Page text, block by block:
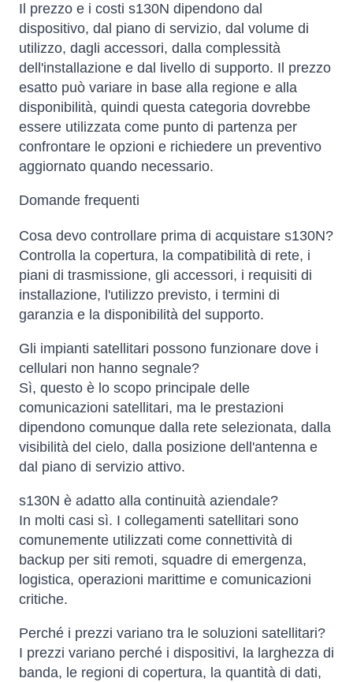
Il prezzo e i costi s130N dipendono dal
dispositivo, dal piano di servizio, dal volume di
utilizzo, dagli accessori, dalla complessità
dell'installazione e dal livello di supporto. Il prezzo
esatto può variare in base alla regione e alla
disponibilità, quindi questa categoria dovrebbe
essere utilizzata come punto di partenza per
confrontare le opzioni e richiedere un preventivo
aggiornato quando necessario.
Domande frequenti
Cosa devo controllare prima di acquistare s130N?
Controlla la copertura, la compatibilità di rete, i
piani di trasmissione, gli accessori, i requisiti di
installazione, l'utilizzo previsto, i termini di
garanzia e la disponibilità del supporto.
Gli impianti satellitari possono funzionare dove i
cellulari non hanno segnale?
Sì, questo è lo scopo principale delle
comunicazioni satellitari, ma le prestazioni
dipendono comunque dalla rete selezionata, dalla
visibilità del cielo, dalla posizione dell'antenna e
dal piano di servizio attivo.
s130N è adatto alla continuità aziendale?
In molti casi sì. I collegamenti satellitari sono
comunemente utilizzati come connettività di
backup per siti remoti, squadre di emergenza,
logistica, operazioni marittime e comunicazioni
critiche.
Perché i prezzi variano tra le soluzioni satellitari?
I prezzi variano perché i dispositivi, la larghezza di
banda, le regioni di copertura, la quantità di dati,